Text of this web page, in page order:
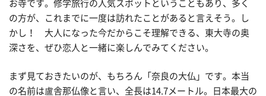
お寺です。修学旅行の人気スポットということもあり、多く
の方が、これまでに一度は訪れたことがあると言えそう。し
かし！ 大人になった今だからこそ理解できる、東大寺の奥
深さを、ぜひ恋人と一緒に楽しんでみてください。
まず見ておきたいのが、もちろん「奈良の大仏」です。本当
の名前は盧舎那仏像と言い、全長は14.7メートル。日本最大の